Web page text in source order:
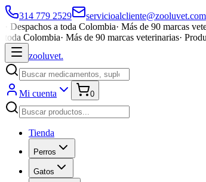
314 779 2529
servicioalcliente@zooluvet.com
Despachos a toda Colombia· Más de 90 marcas
toda Colombia· Más de 90 marcas veterinarias·
zooluvet.
Mi cuenta 0
Tienda
Perros
Gatos